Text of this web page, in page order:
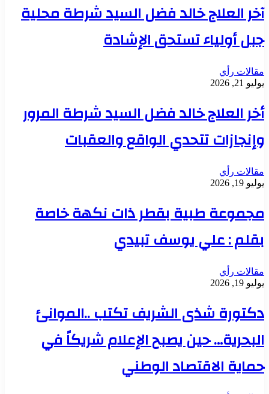
آخر العلاج خالد فضل السيد شرطة محلية
جبل أولياء تستحق الإشادة
مقالات رأي
يوليو 21, 2026
أخر العلاج خالد فضل السيد شرطة المرور
وإنجازات تتحدي الواقع والعقبات
مقالات رأي
يوليو 19, 2026
مجموعة طبية بقطر ذات نكهة خاصة
بقلم : علي يوسف تبيدي
مقالات رأي
يوليو 19, 2026
دكتورة شذى الشريف تكتب ..الموانئ
البحرية… حين يصبح الإعلام شريكاً في
حماية الاقتصاد الوطني